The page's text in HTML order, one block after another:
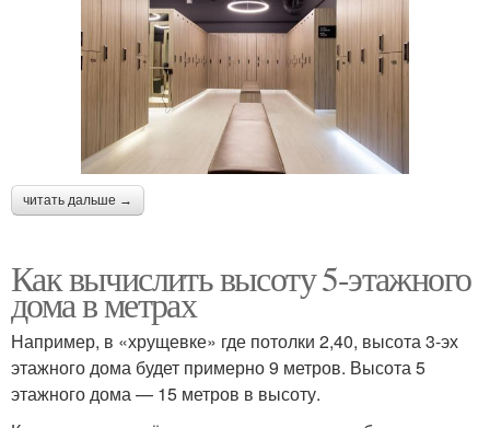
читать дальше →
Как вычислить высоту 5-этажного
дома в метрах
Например, в «хрущевке» где потолки 2,40, высота 3-эх
этажного дома будет примерно 9 метров. Высота 5
этажного дома — 15 метров в высоту.